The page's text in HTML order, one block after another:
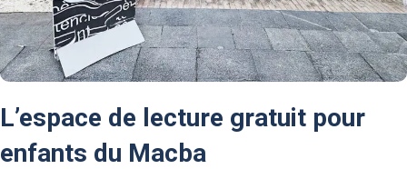
L’espace de lecture gratuit pour
enfants du Macba